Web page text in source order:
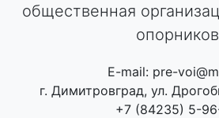
общественная
опорников
E-mail: pre-
г. Димитровград, ул.
+7 (84235) 5-